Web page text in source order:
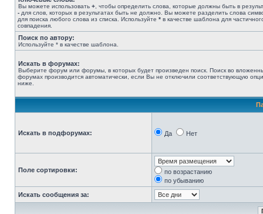
Вы можете использовать + , чтобы определить слова, которые должны быть в
- для слов, которых в результатах быть не должно. Вы можете разделить слова
для поиска любого слова из списка. Используйте * в качестве шаблона для
совпадения.
Поиск по автору:
Используйте * в качестве шаблона.
Искать в форумах:
Выберите форум или форумы, в которых будет произведен поиск. Поиск во
форумах производится автоматически, если Вы не отключили соответствующую
ниже.
Искать в подфорумах: Да Нет
Поле сортировки:
по возрастанию
по убыванию
Искать сообщения за: